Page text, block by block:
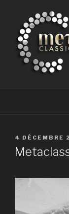
contenu
principal
PUBLIÉ
LE
4 DÉCEMBRE